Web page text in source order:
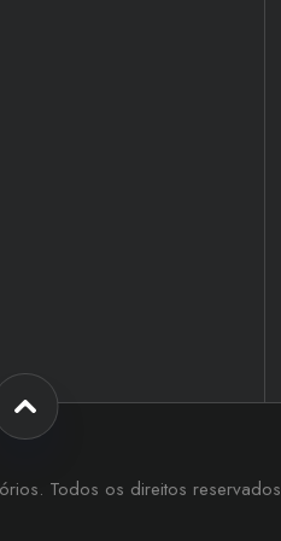
Todos os direitos reservados